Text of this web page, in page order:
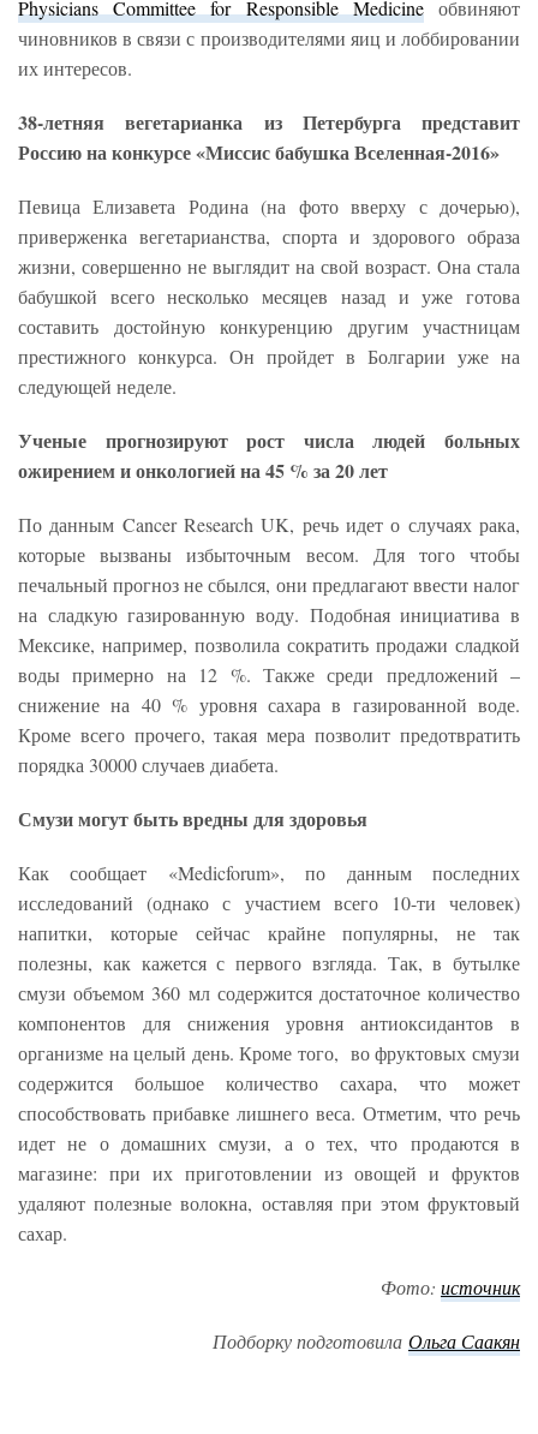
Physicians Committee for Responsible Medicineобвиняют
чиновников в связи с производителями яиц и лоббировании
их интересов.
38-летняя вегетарианка из Петербурга представит
Россию на конкурсе «Миссис бабушка Вселенная-2016»
Певица Елизавета Родина (на фото вверху с дочерью),
приверженка вегетарианства, спорта и здорового образа
жизни, совершенно не выглядит на свой возраст. Она стала
бабушкой всего несколько месяцев назад и уже готова
составить достойную конкуренцию другим участницам
престижного конкурса. Он пройдет в Болгарии уже на
следующей неделе.
Ученые прогнозируют рост числа людей больных
ожирением и онкологией на 45 % за 20 лет
По данным Cancer Research UK, речь идет о случаях рака,
которые вызваны избыточным весом. Для того чтобы
печальный прогноз не сбылся, они предлагают ввести налог
на сладкую газированную воду. Подобная инициатива в
Мексике, например, позволила сократить продажи сладкой
воды примерно на 12 %. Также среди предложений –
снижение на 40 % уровня сахара в газированной воде.
Кроме всего прочего, такая мера позволит предотвратить
порядка 30000 случаев диабета.
Смузи могут быть вредны для здоровья
Как сообщает «Medicforum», по данным последних
исследований (однако с участием всего 10-ти человек)
напитки, которые сейчас крайне популярны, не так
полезны, как кажется с первого взгляда. Так, в бутылке
смузи объемом 360 мл содержится достаточное количество
компонентов для снижения уровня антиоксидантов в
организме на целый день. Кроме того, во фруктовых смузи
содержится большое количество сахара, что может
способствовать прибавке лишнего веса. Отметим, что речь
идет не о домашних смузи, а о тех, что продаются в
магазине: при их приготовлении из овощей и фруктов
удаляют полезные волокна, оставляя при этом фруктовый
сахар.
Фото: источник
Подборку подготовила Ольга Саакян